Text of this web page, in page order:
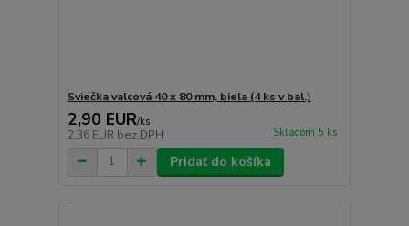
Sviečka valcová 40 x 80 mm, biela (4 ks v bal.)
2,90 EUR/ks
2,36 EUR bez DPH Skladom 5 ks
Pridať do košíka